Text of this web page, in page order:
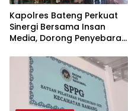
‎Kapolres Bateng Perkuat
Sinergi Bersama Insan
Media, Dorong Penyebaran
Layanan Polri 110